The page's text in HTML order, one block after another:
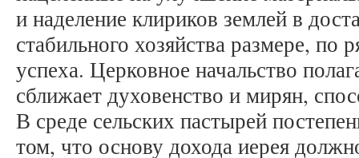
и наделение клириков землей в
стабильного хозяйства размере, по
успеха. Церковное начальство
сближает духовенство и мирян,
В среде сельских пастырей
том, что основу дохода иерея